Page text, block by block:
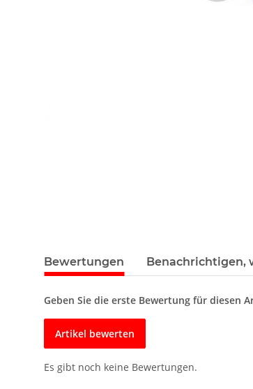
Bewertungen Benachrichtigen,
Geben Sie die erste Bewertung für diesen
Artikel bewerten
Es gibt noch keine Bewertungen.